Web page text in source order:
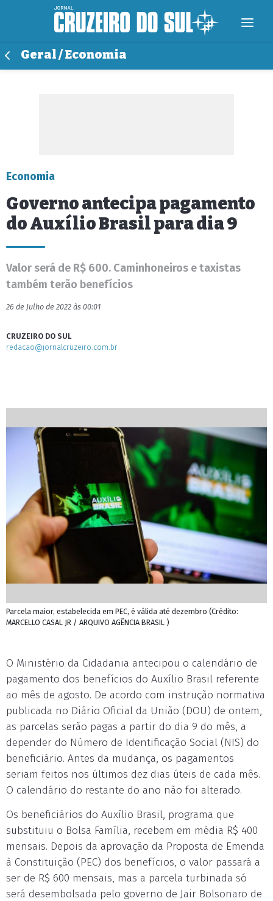
Geral / Economia
Economia
Governo antecipa pagamento
do Auxílio Brasil para dia 9
Valor será de R$ 600. Caminhoneiros e taxistas
também terão benefícios
26 de Julho de 2022 às 00:01
CRUZEIRO DO SUL
redacao@jornalcruzeiro.com.br
Parcela maior, estabelecida em PEC, é válida até dezembro (Crédito:
MARCELLO CASAL JR / ARQUIVO AGÊNCIA BRASIL )
O Ministério da Cidadania antecipou o calendário de
pagamento dos benefícios do Auxílio Brasil referente
ao mês de agosto. De acordo com instrução normativa
publicada no Diário Oficial da União (DOU) de ontem,
as parcelas serão pagas a partir do dia 9 do mês, a
depender do Número de Identificação Social (NIS) do
beneficiário. Antes da mudança, os pagamentos
seriam feitos nos últimos dez dias úteis de cada mês.
O calendário do restante do ano não foi alterado.
Os beneficiários do Auxílio Brasil, programa que
substituiu o Bolsa Família, recebem em média R$ 400
mensais. Depois da aprovação da Proposta de Emenda
à Constituição (PEC) dos benefícios, o valor passará a
ser de R$ 600 mensais, mas a parcela turbinada só
será desembolsada pelo governo de Jair Bolsonaro de